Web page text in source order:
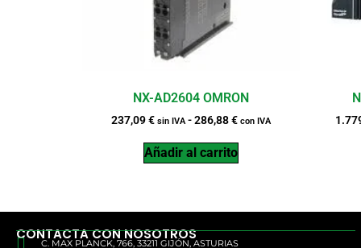
NX-AD2604 OMRON
237,09€ sin IVA-286,88€ con IVA
Añadir al carrito
CONTACTA CON NOSOTROS
C. MAX PLANCK, 766, 33211 GIJÓN, ASTURIAS